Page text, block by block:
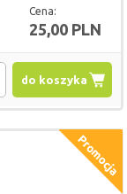
Cena:
25,00 PLN
do koszyka